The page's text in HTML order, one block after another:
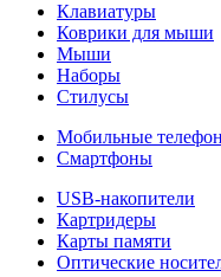
Клавиатуры
Коврики для мыши
Мыши
Наборы
Стилусы
Мобильные
Смартфоны
USB-накопители
Картридеры
Карты памяти
Оптические